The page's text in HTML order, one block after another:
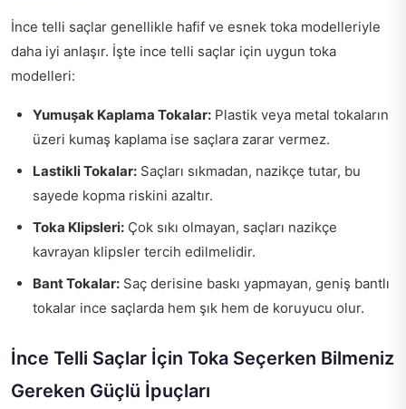
İnce telli saçlar genellikle hafif ve esnek toka modelleriyle
daha iyi anlaşır. İşte ince telli saçlar için uygun toka
modelleri:
Yumuşak Kaplama Tokalar: Plastik veya metal tokaların
üzeri kumaş kaplama ise saçlara zarar vermez.
Lastikli Tokalar: Saçları sıkmadan, nazikçe tutar, bu
sayede kopma riskini azaltır.
Toka Klipsleri: Çok sıkı olmayan, saçları nazikçe
kavrayan klipsler tercih edilmelidir.
Bant Tokalar: Saç derisine baskı yapmayan, geniş bantlı
tokalar ince saçlarda hem şık hem de koruyucu olur.
İnce Telli Saçlar İçin Toka Seçerken Bilmeniz
Gereken Güçlü İpuçları